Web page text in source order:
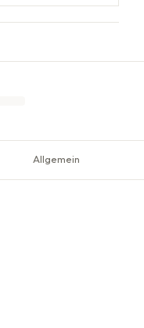
Allgemein